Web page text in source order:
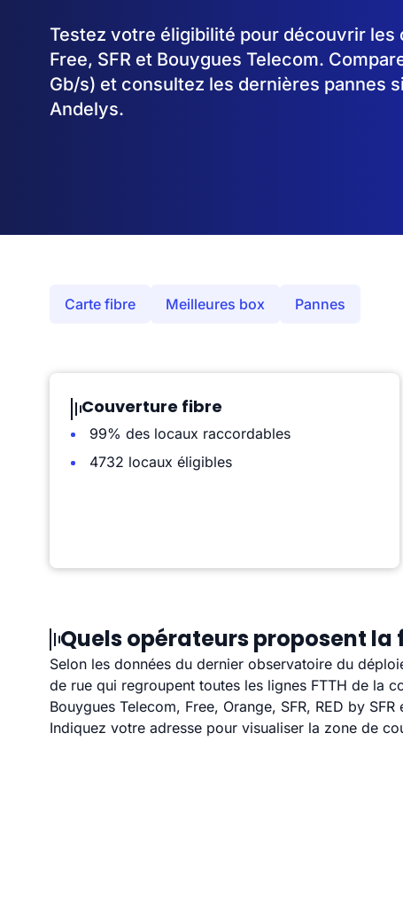
Testez votre éligibilité pour découvrir
Free, SFR et Bouygues Telecom.
Gb/s) et consultez les dernières pannes
Andelys.
Carte fibre Meilleures box Pannes
Couverture fibre
99% des locaux raccordables
4732 locaux éligibles
Quels opérateurs proposent la
Selon les données du dernier observatoire du
de rue qui regroupent toutes les lignes FTTH de la
Bouygues Telecom, Free, Orange, SFR, RED by
Indiquez votre adresse pour visualiser la zone de